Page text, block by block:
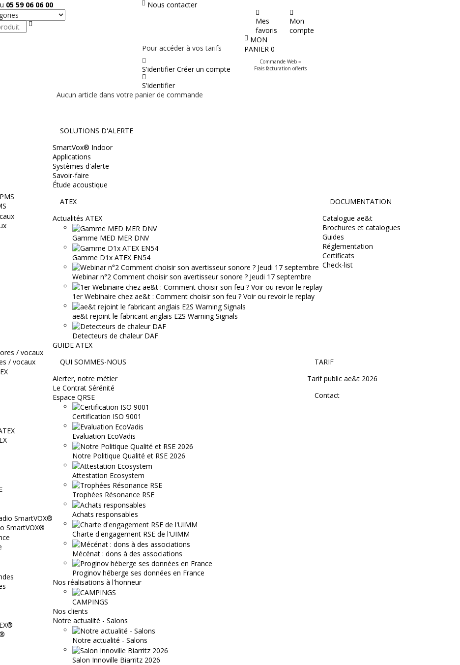
05 59 06 06 00 Nous contacter
Rechercher
Mes
favoris
Mon
compte
Pour accéder à vos tarifs
S'identifierCréer un compte
S'identifier
MON
PANIER 0
Commande Web =
Frais facturation offerts
Aucun article dans votre panier de commande
/ vocaux
SmartVOX®
SOLUTIONS D'ALERTE
SmartVox® Indoor
Applications
Systèmes d'alerte
Savoir-faire
Étude acoustique
ATEX
Actualités ATEX
Gamme MED MER DNV
Gamme D1x ATEX EN54
Webinar n°2 Comment choisir son avertisseur sonore ? Jeudi 17 septembre
1er Webinaire chez ae&t : Comment choisir son feu ? Voir ou revoir le replay
ae&t rejoint le fabricant anglais E2S Warning Signals
Detecteurs de chaleur DAF
GUIDE ATEX
DOCUMENTATION
Catalogue ae&t
Brochures et catalogues
Guides
Réglementation
Certificats
Check-list
QUI SOMMES-NOUS
Alerter, notre métier
Le Contrat Sérénité
Espace QRSE
Certification ISO 9001
Evaluation EcoVadis
Notre Politique Qualité et RSE 2026
Attestation Ecosystem
Trophées Résonance RSE
Achats responsables
Charte d'engagement RSE de l'UIMM
Mécénat : dons à des associations
Proginov héberge ses données en France
Nos réalisations à l'honneur
CAMPINGS
Nos clients
Notre actualité - Salons
Notre actualité - Salons
Salon Innoville Biarritz 2026
TARIF
Tarif public ae&t 2026
Contact